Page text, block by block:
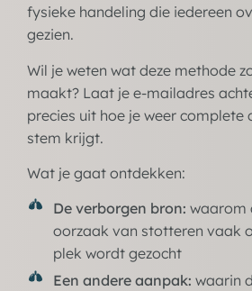
fysieke handeling die iedereen
gezien.
Wil je weten wat deze methode
maakt? Laat je e-mailadres
precies uit hoe je weer complete
stem krijgt.
Wat je gaat ontdekken:
De verborgen bron: waarom
oorzaak van stotteren vaak
plek wordt gezocht
Een andere aanpak: waarin